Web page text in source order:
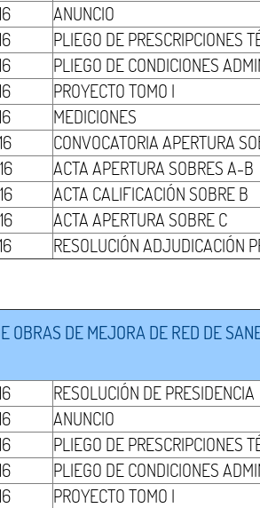
ANUNCIO
PLIEGO DE PRESCRIPCIONES
PLIEGO DE CONDICIONES
PROYECTO TOMO I
MEDICIONES
CONVOCATORIA APERTURA
ACTA APERTURA SOBRES A-B
ACTA CALIFICACIÓN SOBRE B
ACTA APERTURA SOBRE C
RESOLUCIÓN ADJUDICACIÓN
OBRAS DE MEJORA DE RED DE
RESOLUCIÓN DE PRESIDENCIA
ANUNCIO
PLIEGO DE PRESCRIPCIONES
PLIEGO DE CONDICIONES
PROYECTO TOMO I